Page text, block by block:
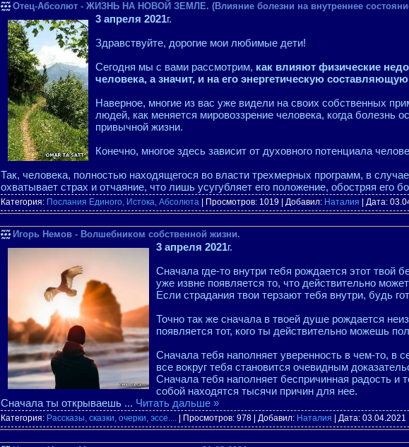
Отец-Абсолют - ЖИЗНЬ НА НОВОЙ ЗЕМЛЕ. (Влияние болезни на внутреннее
3 апреля 2021г.
Здравствуйте, дорогие мои любимые дети!
Сегодня мы с вами рассмотрим, как влияют физические
человека, а значит, и на его энергетическую составляющую
Наверное, многие из вас уже видели на своих собственных
людей, как меняется мировоззрение человека, когда болезнь
привычной жизни.
Конечно, многое здесь зависит от духовного потенциала
Так, человека, полностью находящегося во власти трехмерных программ, в
охватывает страх и отчаяние, что лишь усугубляет его положение, обостряя его
Категория: Послания Единого, Истока, Абсолюта | Просмотров: 1019 | Добавил: Наталия | Дата:
Игорь Немов - Волшебником собственной жизни.
3 апреля 2021г.
Сначала где-то внутри тебя рождается этот твой
уже извне появляется то, что действительно
Если страдания твои терзают тебя внутри, будь
Точно так же сначала в твоей душе рождается
появляется тот, кого ты действительно можешь
Сначала тебя наполняет уверенность в чем-то, в
все вокруг тебя становится очевидным
Сначала тебя наполняет беспричинная радость и
собой находятся тысячи причин для нее.
Сначала ты открываешь ... Читать дальше »
Категория: Рассказы, сказки, очерки, эссе.... | Просмотров: 978 | Добавил: Наталия | Дата: 03.04.2021